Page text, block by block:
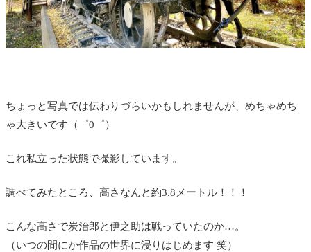
ちょっと写真では伝わりづらいかもしれませんが、めちゃめち
ゃ大きいです（゜0゜）
これ私立った状態で撮影しています。
調べてみたところ、高さなんと約3.8メートル！！！
こんな高さで炭治郎と伊之助は戦っていたのか…。
（いつの間にか作品の世界に浸りはじめます 笑）